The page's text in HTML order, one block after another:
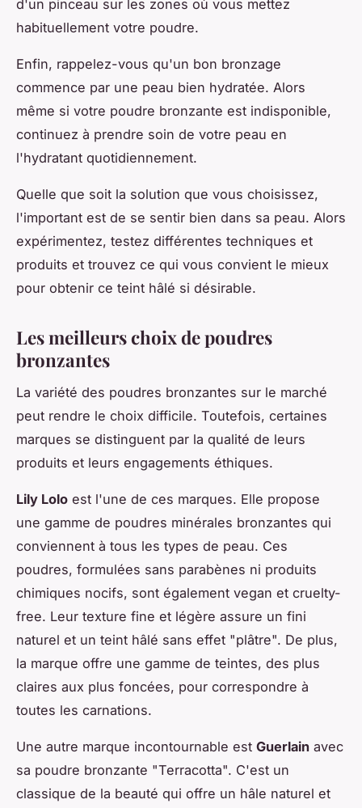
d'un pinceau sur les zones où vous mettez
habituellement votre poudre.
Enfin, rappelez-vous qu'un bon bronzage
commence par une peau bien hydratée. Alors
même si votre poudre bronzante est indisponible,
continuez à prendre soin de votre peau en
l'hydratant quotidiennement.
Quelle que soit la solution que vous choisissez,
l'important est de se sentir bien dans sa peau. Alors
expérimentez, testez différentes techniques et
produits et trouvez ce qui vous convient le mieux
pour obtenir ce teint hâlé si désirable.
Les meilleurs choix de poudres
bronzantes
La variété des poudres bronzantes sur le marché
peut rendre le choix difficile. Toutefois, certaines
marques se distinguent par la qualité de leurs
produits et leurs engagements éthiques.
Lily Lolo est l'une de ces marques. Elle propose
une gamme de poudres minérales bronzantes qui
conviennent à tous les types de peau. Ces
poudres, formulées sans parabènes ni produits
chimiques nocifs, sont également vegan et cruelty-
free. Leur texture fine et légère assure un fini
naturel et un teint hâlé sans effet "plâtre". De plus,
la marque offre une gamme de teintes, des plus
claires aux plus foncées, pour correspondre à
toutes les carnations.
Une autre marque incontournable est Guerlain avec
sa poudre bronzante "Terracotta". C'est un
classique de la beauté qui offre un hâle naturel et